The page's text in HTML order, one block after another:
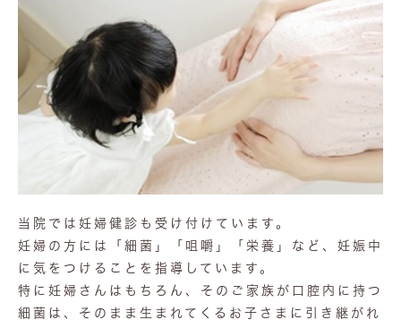
当院では妊婦健診も受け付けています。
妊婦の方には「細菌」「咀嚼」「栄養」など、妊娠中
に気をつけることを指導しています。
特に妊婦さんはもちろん、そのご家族が口腔内に持つ
細菌は、そのまま生まれてくるお子さまに引き継がれ